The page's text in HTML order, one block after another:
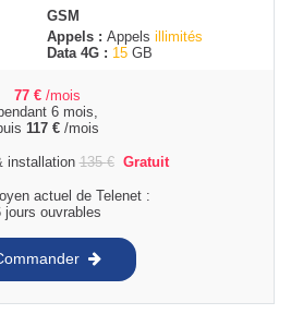
GSM
Appels : Appels illimités
Data 4G : 15 GB
77 € /mois
6 mois,
117 €/mois
installation135€ Gratuit
actuel de Telenet :
jours ouvrables